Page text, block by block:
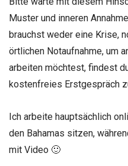
Muster und inneren
brauchst weder eine Krise,
örtlichen Notaufnahme, um
arbeiten möchtest, findest
kostenfreies Erstgespräch
Ich arbeite hauptsächlich
den Bahamas sitzen,
mit Video 🙂